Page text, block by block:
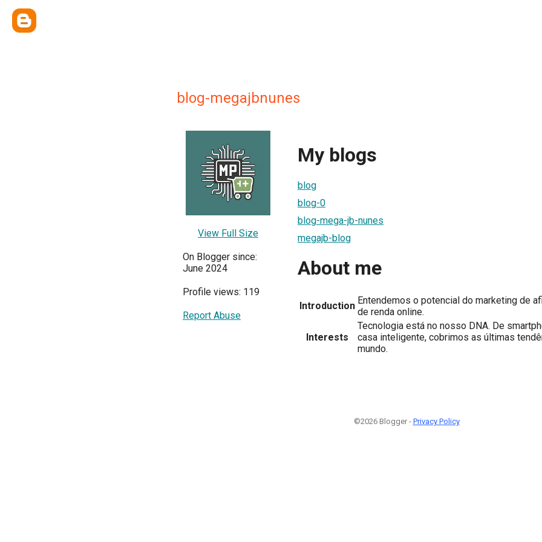
blog-megajbnunes
View Full Size
On Blogger since:
June 2024
Profile views: 119
Report Abuse
My blogs
blog
blog-0
blog-mega-jb-nunes
megajb-blog
About me
Introduction Entendemos o potencial do marketing de
de renda online.
Interests
Tecnologia está no nosso DNA. De
casa inteligente, cobrimos as últimas
mundo.
©2026 Blogger - Privacy Policy